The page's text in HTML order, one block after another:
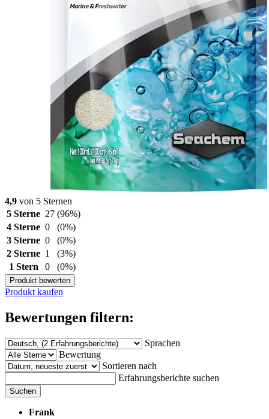
4,9 von 5 Sternen
5 Sterne 27 (96%)
4 Sterne 0
(0%)
3 Sterne 0
(0%)
2 Sterne 1
(3%)
1 Stern
0 (0%)
Produkt bewerten
Produkt kaufen
Bewertungen filtern:
Sprachen
Bewertung
Sortieren nach
Erfahrungsberichte suchen
Suchen
Frank